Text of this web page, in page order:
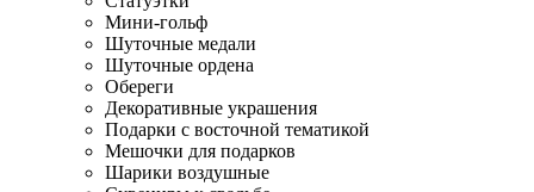
Мини-гольф
Шуточные медали
Шуточные ордена
Обереги
Декоративные украшения
Подарки с восточной тематикой
Мешочки для подарков
Шарики воздушные